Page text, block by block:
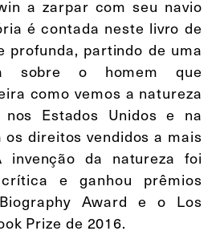
a zarpar com seu navio
é contada neste livro de
profunda, partindo de uma
sobre o homem que
como vemos a natureza
nos Estados Unidos e na
direitos vendidos a mais
da natureza foi
e ganhou prêmios
Award e o Los
Prize de 2016.